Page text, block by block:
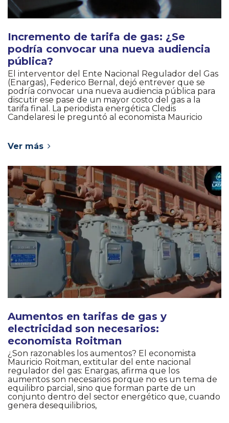
Incremento de tarifa de gas: ¿Se
podría convocar una nueva audiencia
pública?
El interventor del Ente Nacional Regulador del Gas
(Enargas), Federico Bernal, dejó entrever que se
podría convocar una nueva audiencia pública para
discutir ese pase de un mayor costo del gas a la
tarifa final. La periodista energética Cledis
Candelaresi le preguntó al economista Mauricio
Ver más
Aumentos en tarifas de gas y
electricidad son necesarios:
economista Roitman
¿Son razonables los aumentos? El economista
Mauricio Roitman, extitular del ente nacional
regulador del gas: Enargas, afirma que los
aumentos son necesarios porque no es un tema de
equilibro parcial, sino que forman parte de un
conjunto dentro del sector energético que, cuando
genera desequilibrios,